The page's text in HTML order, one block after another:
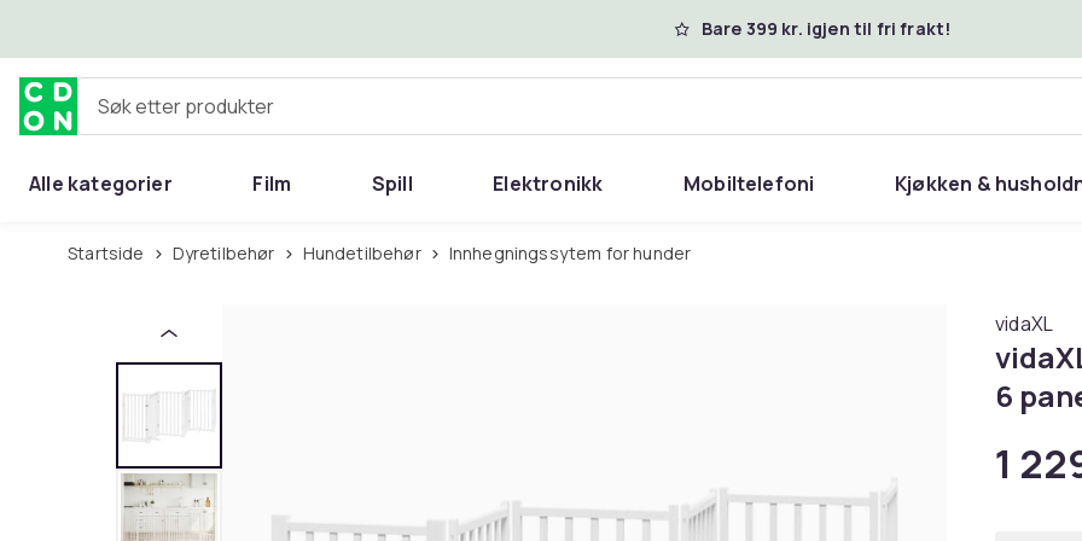
Bare 399 kr. igjen til fri frakt!
Søk etter produkter
Alle kategorier Film Spill Elektronikk Mobiltelefoni Kjøkken &
Startside Dyretilbehør Hundetilbehør Innhegningssytem for hunder
vidaXL
6
1